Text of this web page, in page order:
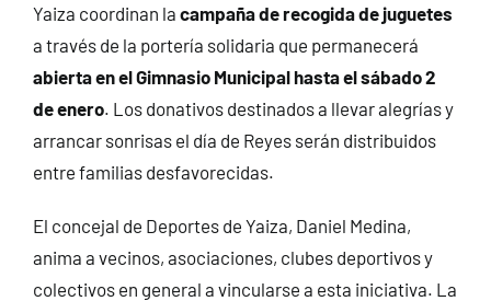
Yaiza coordinan la campaña de recogida de juguetes
a través de la portería solidaria que permanecerá
abierta en el Gimnasio Municipal hasta el sábado 2
de enero. Los donativos destinados a llevar alegrías y
arrancar sonrisas el día de Reyes serán distribuidos
entre familias desfavorecidas.
El concejal de Deportes de Yaiza, Daniel Medina,
anima a vecinos, asociaciones, clubes deportivos y
colectivos en general a vincularse a esta iniciativa. La